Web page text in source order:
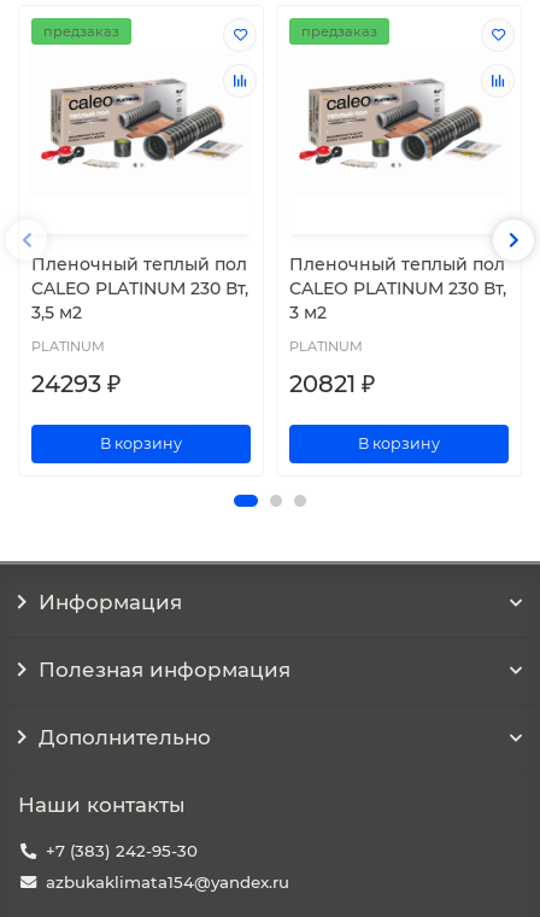
предзаказ
Пленочный теплый пол
CALEO PLATINUM 230 Вт,
3,5 м2
PLATINUM
24293 ₽
В корзину
предзаказ
Пленочный теплый пол
CALEO PLATINUM 230 Вт,
3 м2
PLATINUM
20821 ₽
В корзину
Информация
Полезная информация
Дополнительно
Наши контакты
+7 (383) 242-95-30
azbukaklimata154@yandex.ru